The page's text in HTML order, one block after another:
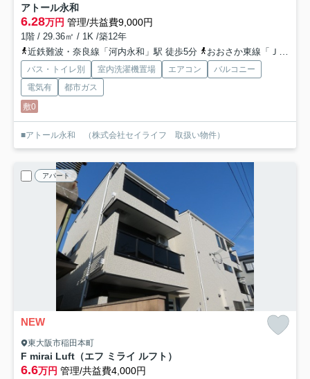
アトール永和
6.28万円 管理/共益費9,000円
1階 / 29.36㎡ / 1K /築12年
近鉄難波・奈良線「河内永和」駅 徒歩5分
おおさか東線「ＪＲ河内永和」駅 徒歩5分
バス・トイレ別 室内洗濯機置場 エアコン
バルコニー
電気有
都市ガス
敷0
■アトール永和 （株式会社セイライフ 取扱い物件）
アパート
NEW
東大阪市稲田本町
F mirai Luft（エフ ミライ ルフト）
6.6万円 管理/共益費4,000円